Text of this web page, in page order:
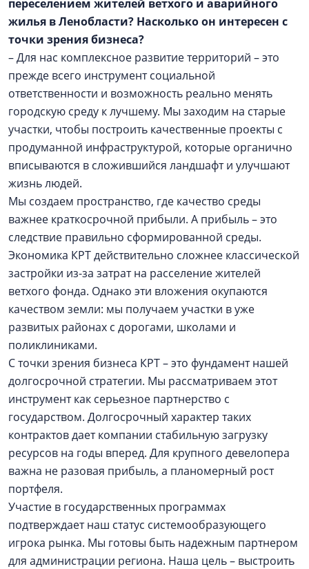
переселением жителей ветхого и аварийного
жилья в Ленобласти? Насколько он интересен с
точки зрения бизнеса?
– Для нас комплексное развитие территорий – это
прежде всего инструмент социальной
ответственности и возможность реально менять
городскую среду к лучшему. Мы заходим на старые
участки, чтобы построить качественные проекты с
продуманной инфраструктурой, которые органично
вписываются в сложившийся ландшафт и улучшают
жизнь людей.
Мы создаем пространство, где качество среды
важнее краткосрочной прибыли. А прибыль – это
следствие правильно сформированной среды.
Экономика КРТ действительно сложнее классической
застройки из-за затрат на расселение жителей
ветхого фонда. Однако эти вложения окупаются
качеством земли: мы получаем участки в уже
развитых районах с дорогами, школами и
поликлиниками.
С точки зрения бизнеса КРТ – это фундамент нашей
долгосрочной стратегии. Мы рассматриваем этот
инструмент как серьезное партнерство с
государством. Долгосрочный характер таких
контрактов дает компании стабильную загрузку
ресурсов на годы вперед. Для крупного девелопера
важна не разовая прибыль, а планомерный рост
портфеля.
Участие в государственных программах
подтверждает наш статус системообразующего
игрока рынка. Мы готовы быть надежным партнером
для администрации региона. Наша цель – выстроить